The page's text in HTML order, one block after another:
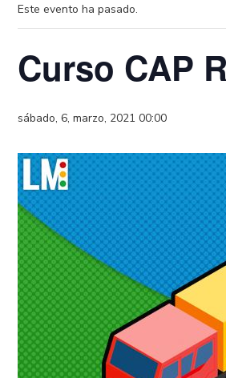
Este evento ha pasado.
Curso CAP
sábado, 6, marzo, 2021 00:00